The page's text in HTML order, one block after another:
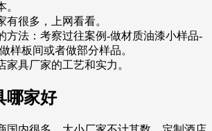
很多，上网看看。
方法：考察过往案例-做材质油漆小样品-
样板间或者做部分样品。
家具厂家的工艺和实力。
哪家好